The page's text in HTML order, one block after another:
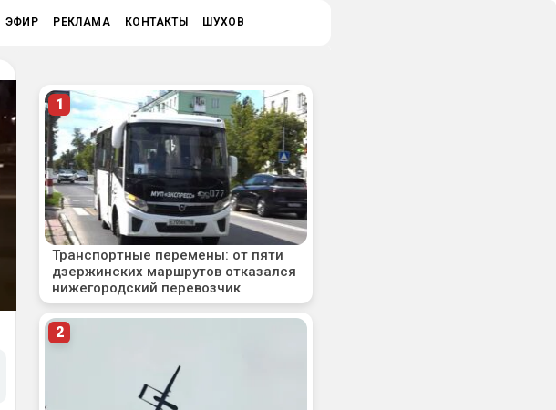
ЭФИР РЕКЛАМА КОНТАКТЫ ШУХОВ